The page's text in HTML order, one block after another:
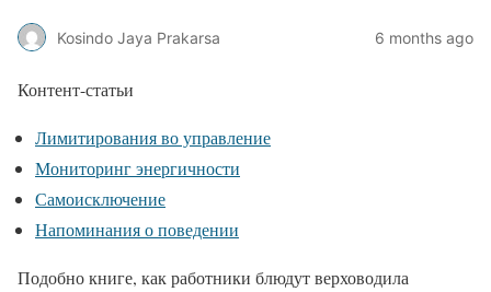
Kosindo Jaya Prakarsa 6 months ago
Контент-статьи
Лимитирования во управление
Мониторинг энергичности
Самоисключение
Напоминания о поведении
Подобно книге, как работники блюдут верховодила